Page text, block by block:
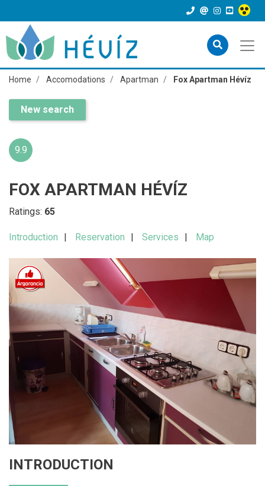
Home Accomodations Apartman Fox Apartman Hévíz
New search
9.9
FOX APARTMAN HÉVÍZ
Ratings: 65
Introduction Reservation Services Map
INTRODUCTION